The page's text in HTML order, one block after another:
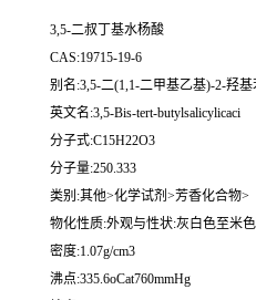
3,5-二叔丁基水杨酸
CAS:19715-19-6
别名:3,5-二(1,1-二甲基乙基)-2-羟
英文名:3,5-Bis-tert-butylsalicylicaci
分子式:C15H22O3
分子量:250.333
类别:其他>化学试剂>芳香化合物>
物化性质:外观与性状:灰白色至米
密度:1.07g/cm3
沸点:335.6oCat760mmHg